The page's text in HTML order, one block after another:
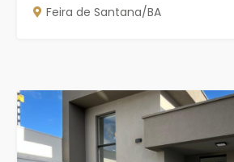
Feira de Santana/BA